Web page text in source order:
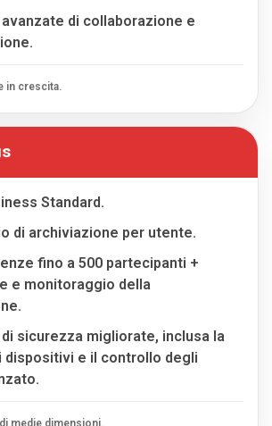
di collaborazione e
in crescita.
Standard.
di archiviazione per utente.
fino a 500 partecipanti +
e monitoraggio della
sicurezza migliorate, inclusa la
dispositivi e il controllo degli
medie dimensioni.